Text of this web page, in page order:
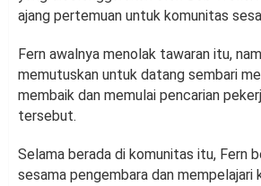
ajang pertemuan untuk komunitas
Fern awalnya menolak tawaran itu,
memutuskan untuk datang sembari
membaik dan memulai pencarian
tersebut.
Selama berada di komunitas itu, Fern
sesama pengembara dan mempelajari